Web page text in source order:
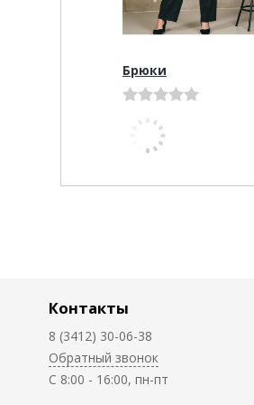
Брюки
Контакты
8 (3412) 30-06-38
Обратный звонок
C 8:00 - 16:00, пн-пт